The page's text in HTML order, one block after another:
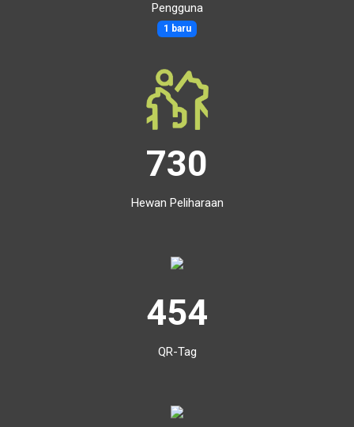
Pengguna
1 baru
730
Hewan Peliharaan
454
QR-Tag